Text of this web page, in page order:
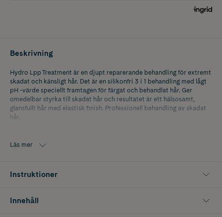
Beskrivning
Hydro Lpp Treatment är en djupt reparerande behandling för extremt
skadat och känsligt hår. Det är en silikonfri 3 i 1 behandling med lågt
pH -värde speciellt framtagen för färgat och behandlat hår. Ger
omedelbar styrka till skadat hår och resultatet är ett hälsosamt,
glansfullt hår med elastisk finish. Professionell behandling av skadat
hår.
ingredienser som ger snabba resultat.
Läs mer
Instruktioner
Innehåll